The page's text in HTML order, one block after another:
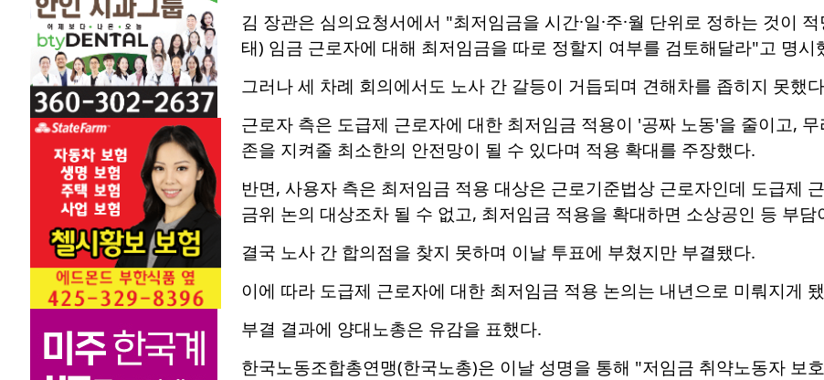
김 장관은 심의요청서에서 "최저임금을 시간·일·주·월 단위로 정하는 것이
태) 임금 근로자에 대해 최저임금을 따로 정할지 여부를 검토해달라"고 명시
그러나 세 차례 회의에서도 노사 간 갈등이 거듭되며 견해차를 좁히지 못했
근로자 측은 도급제 근로자에 대한 최저임금 적용이 '공짜 노동'을 줄이고,
존을 지켜줄 최소한의 안전망이 될 수 있다며 적용 확대를 주장했다.
반면, 사용자 측은 최저임금 적용 대상은 근로기준법상 근로자인데 도급제
금위 논의 대상조차 될 수 없고, 최저임금 적용을 확대하면 소상공인 등 부
결국 노사 간 합의점을 찾지 못하며 이날 투표에 부쳤지만 부결됐다.
이에 따라 도급제 근로자에 대한 최저임금 적용 논의는 내년으로 미뤄지게
부결 결과에 양대노총은 유감을 표했다.
한국노동조합총연맹(한국노총)은 이날 성명을 통해 "저임금 취약노동자 보